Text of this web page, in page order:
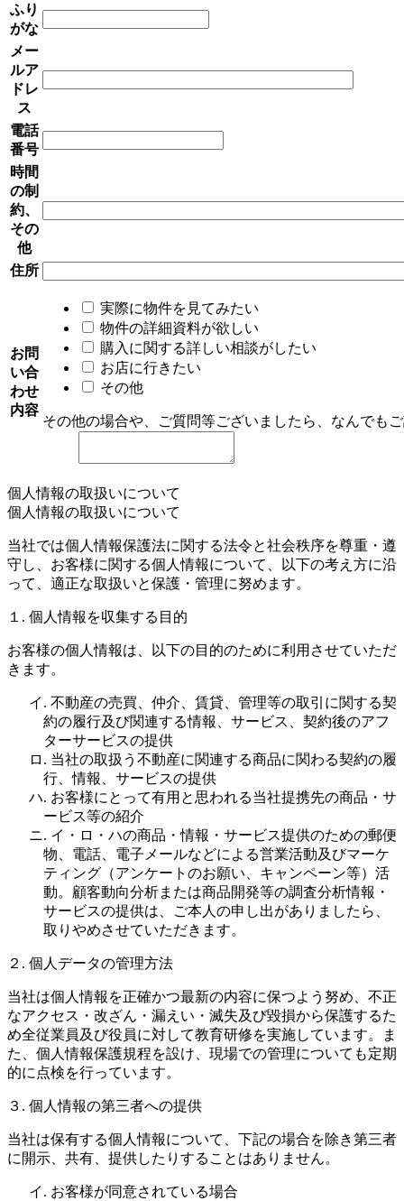
ふり
がな
メー
ルア
ドレ
ス
電話
番号
時間
の制
約、
その
他
住所
お問
い合
わせ
内容
実際に物件を見てみたい
物件の詳細資料が欲しい
購入に関する詳しい相談がしたい
お店に行きたい
その他
その他の場合や、ご質問等ございましたら、なんでも
個人情報の取扱いについて
個人情報の取扱いについて
当社では個人情報保護法に関する法令と社会秩序を尊重・遵
守し、お客様に関する個人情報について、以下の考え方に沿
って、適正な取扱いと保護・管理に努めます。
１. 個人情報を収集する目的
お客様の個人情報は、以下の目的のために利用させていただ
きます。
イ. 不動産の売買、仲介、賃貸、管理等の取引に関する契
約の履行及び関連する情報、サービス、契約後のアフ
ターサービスの提供
ロ. 当社の取扱う不動産に関連する商品に関わる契約の履
行、情報、サービスの提供
ハ. お客様にとって有用と思われる当社提携先の商品・サ
ービス等の紹介
ニ. イ・ロ・ハの商品・情報・サービス提供のための郵便
物、電話、電子メールなどによる営業活動及びマーケ
ティング（アンケートのお願い、キャンペーン等）活
動。顧客動向分析または商品開発等の調査分析情報・
サービスの提供は、ご本人の申し出がありましたら、
取りやめさせていただきます。
２. 個人データの管理方法
当社は個人情報を正確かつ最新の内容に保つよう努め、不正
なアクセス・改ざん・漏えい・滅失及び毀損から保護するた
め全従業員及び役員に対して教育研修を実施しています。ま
た、個人情報保護規程を設け、現場での管理についても定期
的に点検を行っています。
３. 個人情報の第三者への提供
当社は保有する個人情報について、下記の場合を除き第三者
に開示、共有、提供したりすることはありません。
イ. お客様が同意されている場合